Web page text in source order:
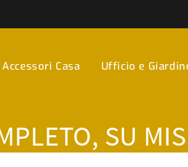
Accessori Casa Ufficio e
SU